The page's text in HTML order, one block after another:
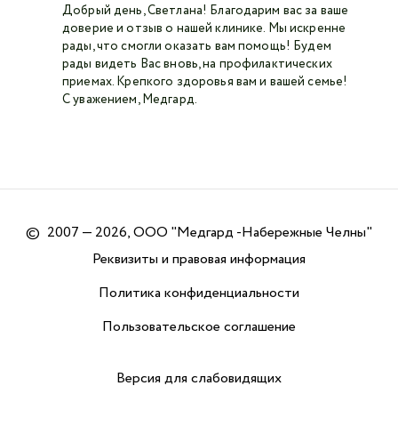
Добрый день, Светлана! Благодарим вас за ваше
доверие и отзыв о нашей клинике. Мы искренне
рады, что смогли оказать вам помощь! Будем
рады видеть Вас вновь, на профилактических
приемах. Крепкого здоровья вам и вашей семье!
С уважением, Медгард.
© 2007 — 2026, ООО "Медгард -Набережные Челны"
Реквизиты и правовая информация
Политика конфиденциальности
Пользовательское соглашение
Версия для слабовидящих